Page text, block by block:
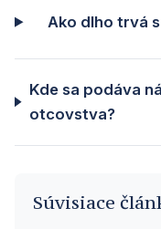
Ako dlho trvá
Kde sa podáva
otcovstva?
Súvisiace